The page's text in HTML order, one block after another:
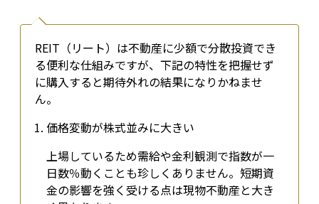
REIT（リート）は不動産に少額で分散投資でき
る便利な仕組みですが、下記の特性を把握せず
に購入すると期待外れの結果になりかねませ
ん。
価格変動が株式並みに大きい
上場しているため需給や金利観測で指数が一
日数％動くことも珍しくありません。短期資
金の影響を強く受ける点は現物不動産と大き